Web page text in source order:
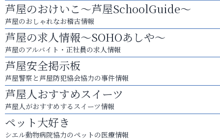
芦屋のおけいこ～芦屋SchoolGuide～
芦屋のおしゃれなお稽古情報
芦屋の求人情報～SOHOあしや～
芦屋のアルバイト・正社員の求人情報
芦屋安全掲示板
芦屋警察と芦屋防犯協会協力の事件情報
芦屋人おすすめスイーツ
芦屋人がおすすめするスイーツ情報
ペット大好き
シエル動物病院協力のペットの医療情報